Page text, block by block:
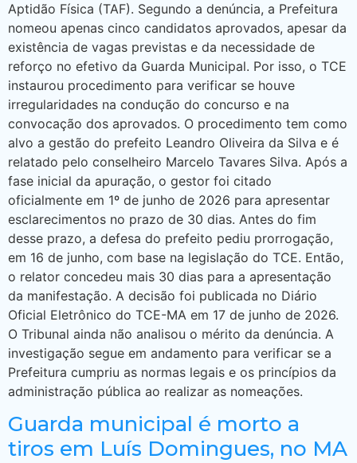
Aptidão Física (TAF). Segundo a denúncia, a Prefeitura
nomeou apenas cinco candidatos aprovados, apesar da
existência de vagas previstas e da necessidade de
reforço no efetivo da Guarda Municipal. Por isso, o TCE
instaurou procedimento para verificar se houve
irregularidades na condução do concurso e na
convocação dos aprovados. O procedimento tem como
alvo a gestão do prefeito Leandro Oliveira da Silva e é
relatado pelo conselheiro Marcelo Tavares Silva. Após a
fase inicial da apuração, o gestor foi citado
oficialmente em 1º de junho de 2026 para apresentar
esclarecimentos no prazo de 30 dias. Antes do fim
desse prazo, a defesa do prefeito pediu prorrogação,
em 16 de junho, com base na legislação do TCE. Então,
o relator concedeu mais 30 dias para a apresentação
da manifestação. A decisão foi publicada no Diário
Oficial Eletrônico do TCE-MA em 17 de junho de 2026.
O Tribunal ainda não analisou o mérito da denúncia. A
investigação segue em andamento para verificar se a
Prefeitura cumpriu as normas legais e os princípios da
administração pública ao realizar as nomeações.
Guarda municipal é morto a
tiros em Luís Domingues, no MA